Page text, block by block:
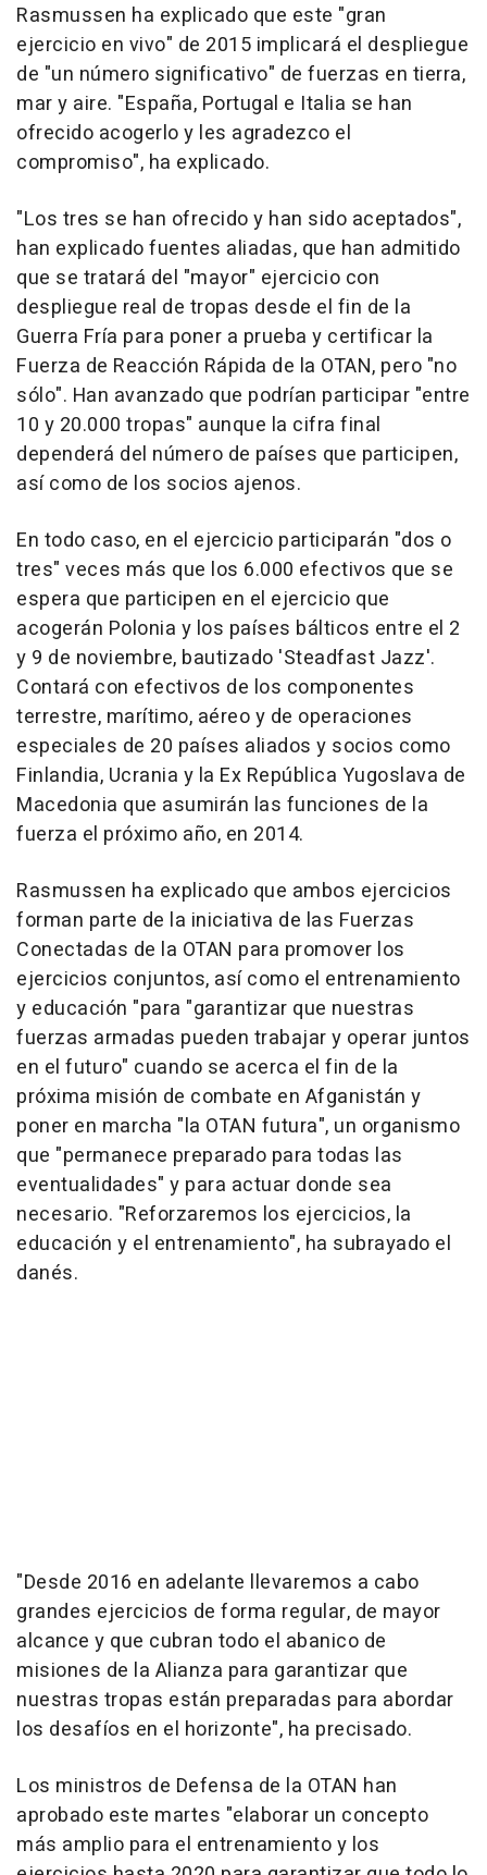
Rasmussen ha explicado que este "gran
ejercicio en vivo" de 2015 implicará el despliegue
de "un número significativo" de fuerzas en tierra,
mar y aire. "España, Portugal e Italia se han
ofrecido acogerlo y les agradezco el
compromiso", ha explicado.
"Los tres se han ofrecido y han sido aceptados",
han explicado fuentes aliadas, que han admitido
que se tratará del "mayor" ejercicio con
despliegue real de tropas desde el fin de la
Guerra Fría para poner a prueba y certificar la
Fuerza de Reacción Rápida de la OTAN, pero "no
sólo". Han avanzado que podrían participar "entre
10 y 20.000 tropas" aunque la cifra final
dependerá del número de países que participen,
así como de los socios ajenos.
En todo caso, en el ejercicio participarán "dos o
tres" veces más que los 6.000 efectivos que se
espera que participen en el ejercicio que
acogerán Polonia y los países bálticos entre el 2
y 9 de noviembre, bautizado 'Steadfast Jazz'.
Contará con efectivos de los componentes
terrestre, marítimo, aéreo y de operaciones
especiales de 20 países aliados y socios como
Finlandia, Ucrania y la Ex República Yugoslava de
Macedonia que asumirán las funciones de la
fuerza el próximo año, en 2014.
Rasmussen ha explicado que ambos ejercicios
forman parte de la iniciativa de las Fuerzas
Conectadas de la OTAN para promover los
ejercicios conjuntos, así como el entrenamiento
y educación "para "garantizar que nuestras
fuerzas armadas pueden trabajar y operar juntos
en el futuro" cuando se acerca el fin de la
próxima misión de combate en Afganistán y
poner en marcha "la OTAN futura", un organismo
que "permanece preparado para todas las
eventualidades" y para actuar donde sea
necesario. "Reforzaremos los ejercicios, la
educación y el entrenamiento", ha subrayado el
danés.
"Desde 2016 en adelante llevaremos a cabo
grandes ejercicios de forma regular, de mayor
alcance y que cubran todo el abanico de
misiones de la Alianza para garantizar que
nuestras tropas están preparadas para abordar
los desafíos en el horizonte", ha precisado.
Los ministros de Defensa de la OTAN han
aprobado este martes "elaborar un concepto
más amplio para el entrenamiento y los